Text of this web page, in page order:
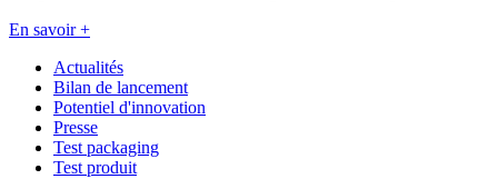
En savoir +
Actualités
Bilan de lancement
Potentiel d'innovation
Presse
Test packaging
Test produit